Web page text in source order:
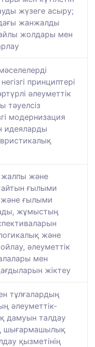
жүзеге асыру;
жанжалды
жолдары мен
принциптері
әлеуметтік
тәуелсіз
модернизация
идеяларды
жалпы және
ғылыми
және ғылыми
жұмыстың
және
әлеуметтік
мен
жіктеу
тұлғалардың
әлеуметтік-
дамуын талдау
шығармашылық
қызметінің